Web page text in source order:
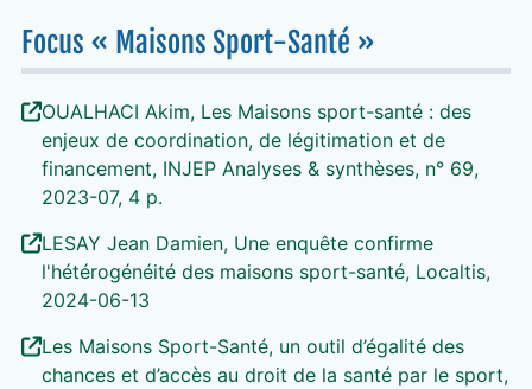
Focus « Maisons Sport-Santé »
OUALHACI Akim, Les Maisons sport-santé : des
enjeux de coordination, de légitimation et de
financement, INJEP Analyses & synthèses, n° 69,
2023-07, 4 p.
LESAY Jean Damien, Une enquête confirme
l'hétérogénéité des maisons sport-santé, Localtis,
2024-06-13
Les Maisons Sport-Santé, un outil d’égalité des
chances et d’accès au droit de la santé par le sport,